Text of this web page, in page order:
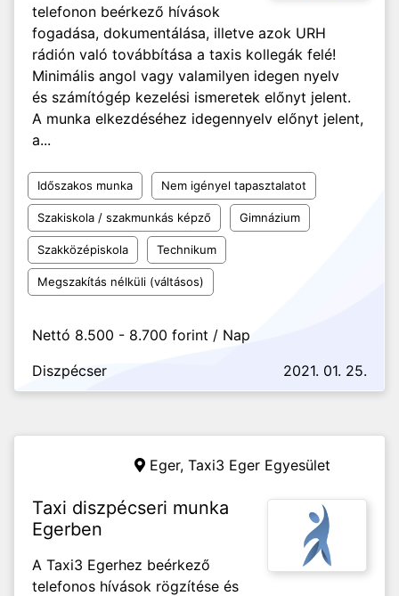
telefonon beérkező hívások
fogadása, dokumentálása, illetve azok URH
rádión való továbbítása a taxis kollegák felé!
Minimális angol vagy valamilyen idegen nyelv
és számítógép kezelési ismeretek előnyt jelent.
A munka elkezdéséhez idegennyelv előnyt jelent,
a...
Időszakos munka Nem igényel tapasztalatot
Szakiskola / szakmunkás képző Gimnázium
Szakközépiskola Technikum
Megszakítás nélküli (váltásos)
Nettó 8.500 - 8.700 forint / Nap
Diszpécser
2021. 01. 25.
Eger, Taxi3 Eger Egyesület
Taxi diszpécseri munka
Egerben
A Taxi3 Egerhez beérkező
telefonos hívások rögzítése és